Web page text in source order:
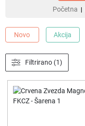
Početna |
Novo Akcija
Filtrirano (1)